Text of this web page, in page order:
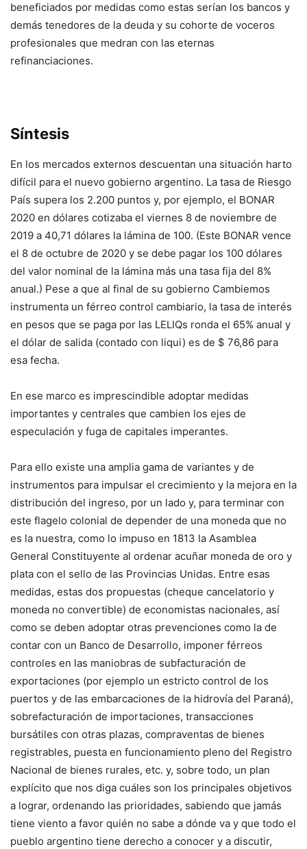
beneficiados por medidas como estas serían los bancos y
demás tenedores de la deuda y su cohorte de voceros
profesionales que medran con las eternas
refinanciaciones.
Síntesis
En los mercados externos descuentan una situación harto
difícil para el nuevo gobierno argentino. La tasa de Riesgo
País supera los 2.200 puntos y, por ejemplo, el BONAR
2020 en dólares cotizaba el viernes 8 de noviembre de
2019 a 40,71 dólares la lámina de 100. (Este BONAR vence
el 8 de octubre de 2020 y se debe pagar los 100 dólares
del valor nominal de la lámina más una tasa fija del 8%
anual.) Pese a que al final de su gobierno Cambiemos
instrumenta un férreo control cambiario, la tasa de interés
en pesos que se paga por las LELIQs ronda el 65% anual y
el dólar de salida (contado con liqui) es de $ 76,86 para
esa fecha.
En ese marco es imprescindible adoptar medidas
importantes y centrales que cambien los ejes de
especulación y fuga de capitales imperantes.
Para ello existe una amplia gama de variantes y de
instrumentos para impulsar el crecimiento y la mejora en la
distribución del ingreso, por un lado y, para terminar con
este flagelo colonial de depender de una moneda que no
es la nuestra, como lo impuso en 1813 la Asamblea
General Constituyente al ordenar acuñar moneda de oro y
plata con el sello de las Provincias Unidas. Entre esas
medidas, estas dos propuestas (cheque cancelatorio y
moneda no convertible) de economistas nacionales, así
como se deben adoptar otras prevenciones como la de
contar con un Banco de Desarrollo, imponer férreos
controles en las maniobras de subfacturación de
exportaciones (por ejemplo un estricto control de los
puertos y de las embarcaciones de la hidrovía del Paraná),
sobrefacturación de importaciones, transacciones
bursátiles con otras plazas, compraventas de bienes
registrables, puesta en funcionamiento pleno del Registro
Nacional de bienes rurales, etc. y, sobre todo, un plan
explícito que nos diga cuáles son los principales objetivos
a lograr, ordenando las prioridades, sabiendo que jamás
tiene viento a favor quién no sabe a dónde va y que todo el
pueblo argentino tiene derecho a conocer y a discutir,